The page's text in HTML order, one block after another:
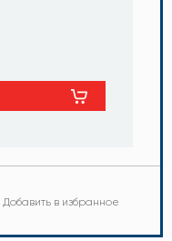
Добавить в избранное